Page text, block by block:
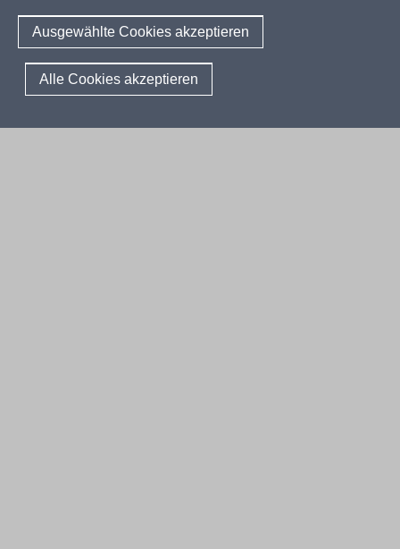
Ausgewählte Cookies akzeptieren
Alle Cookies akzeptieren
Modellprojekte
Informationsschriften
Weiterführende Links
Abkürzungen
Bildungspläne Ausbildungsvorbereitung (Anlage A)
Fachklassen duales System (Anlage A)
Bildungspläne Berufsfachschule (Anlage B)
Bildungspläne Berufsfachschule und Fachoberschule (Anlage C)
Bildungsgang-übergreifende Themen
Unterricht
Gesellschaft
Digitalisierung
© 2026 Berufsbildung
Fußzeile
Impressum Datenschutzerklärung